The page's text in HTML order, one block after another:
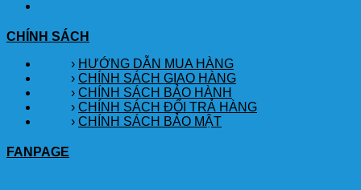
CHÍNH SÁCH
› HƯỚNG DẪN MUA HÀNG
› CHÍNH SÁCH GIAO HÀNG
› CHÍNH SÁCH BẢO HÀNH
› CHÍNH SÁCH ĐỔI TRẢ HÀNG
› CHÍNH SÁCH BẢO MẬT
FANPAGE